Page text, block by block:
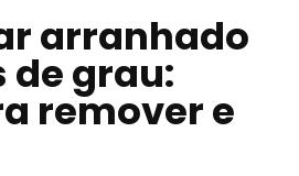
arranhado
de grau:
remover e